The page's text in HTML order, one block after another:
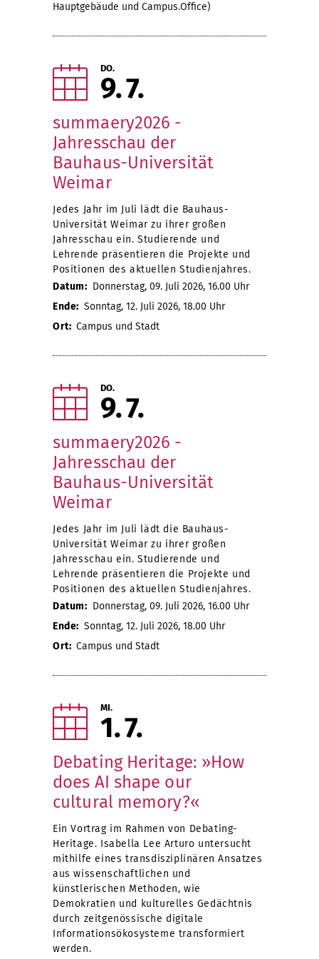
Hauptgebäude und Campus.Office)
DO.
9 7
summaery2026 -
Jahresschau der
Bauhaus-Universität
Weimar
Jedes Jahr im Juli lädt die Bauhaus-
Universität Weimar zu ihrer großen
Jahresschau ein. Studierende und
Lehrende präsentieren die Projekte und
Positionen des aktuellen Studienjahres.
Datum: Donnerstag, 09. Juli 2026, 16.00 Uhr
Ende: Sonntag, 12. Juli 2026, 18.00 Uhr
Ort: Campus und Stadt
DO.
9 7
summaery2026 -
Jahresschau der
Bauhaus-Universität
Weimar
Jedes Jahr im Juli lädt die Bauhaus-
Universität Weimar zu ihrer großen
Jahresschau ein. Studierende und
Lehrende präsentieren die Projekte und
Positionen des aktuellen Studienjahres.
Datum: Donnerstag, 09. Juli 2026, 16.00 Uhr
Ende: Sonntag, 12. Juli 2026, 18.00 Uhr
Ort: Campus und Stadt
MI.
1 7
Debating Heritage: »How
does AI shape our
cultural memory?«
Ein Vortrag im Rahmen von Debating-
Heritage. Isabella Lee Arturo untersucht
mithilfe eines transdisziplinären Ansatzes
aus wissenschaftlichen und
künstlerischen Methoden, wie
Demokratien und kulturelles Gedächtnis
durch zeitgenössische digitale
Informationsökosysteme transformiert
werden.